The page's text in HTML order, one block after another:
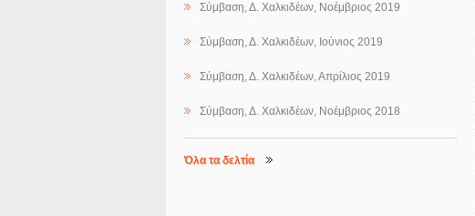
Σύμβαση, Δ. Χαλκιδέων, Νοέμβριος 2019
Σύμβαση, Δ. Χαλκιδέων, Ιούνιος 2019
Σύμβαση, Δ. Χαλκιδέων, Απρίλιος 2019
Σύμβαση, Δ. Χαλκιδέων, Νοέμβριος 2018
Όλα τα δελτία